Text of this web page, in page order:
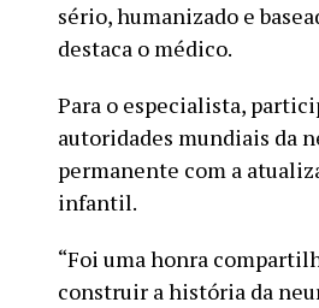
sério, humanizado e
destaca o médico.
Para o especialista,
autoridades mundiais da
permanente com a
infantil.
“Foi uma honra
construir a história da